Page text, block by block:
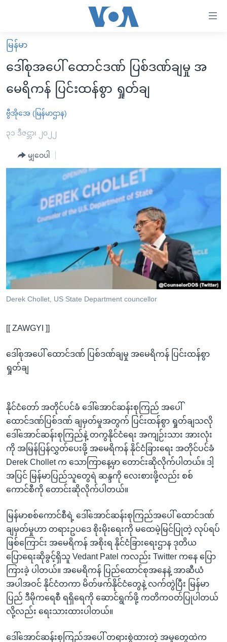
လွယ်ကူ
စေ
သည့်
များ
ပင်မ
စာမျက်နှာ
သို့
ကျော်
ကြည့်
ရှာဖွေ
နေရာ
သို့
မူလစာမျက်နှာ
မြန်မာ
ကမ္ဘာ့သတင်းများ
နိုင်ငံတကာ
အစ္စရေး-ပါလက်စတိုင်း
ဗွီဒီယို
အင်္ဂလိပ်စာလေ့လာမယ်
အမေရိကန်သုံးအီဒီယံ
မကြေးမုံရဲ့ အင်္ဂလိပ်စာ
ရုပ်ရှင်ထဲက အင်္ဂလိပ်စာ
အပတ်စဉ်ကဏ္ဍများ
ရေဒီယိုနှင့်ရုပ်သံ အချက်အလက်များ
ရေဒီယို/တီဗွီအစီအစဉ်
ဗွီအိုအေ လူမှုကွန်ယက်များ
မြန်မာ
ဒေါ်စုအပေါ် ထောင်ဒဏ် ပြစ်ဒဏ်ချမှု အ
မေရိကန် ပြင်းထန်စွာ ရှုတ်ချ
ဗွီအိုအေ (မြန်မာဌာန)
၃၁ ဒီဇင္ဘာ၊ ၂၀၂၂
မျှဝေပါ
Derek Chollet, US State Department councellor
[[ ZAWGYI ]]
ဒေါ်စုအပေါ် ထောင်ဒဏ် ပြစ်ဒဏ်ချမှု အမေရိကန် ပြင်းထန်စွာ
ရှုတ်ချ
နိုင်ငံတော် အတိုင်ပင်ခံ ဒေါ်အောင်ဆန်းစုကြည် အပေါ်
ထောင်ဒဏ်ပြစ်ဒဏ် ချမှတ်မှုအတွက် ပြင်းထန်စွာ ရှုတ်ချသလို
ဒေါ်အောင်ဆန်းစုကြည်နဲ့ တကွနိုင်ငံရေး အကျဉ်းသား အားလုံး
ကို အမြန်ပြန်လွှတ်ပေးဖို့ အမေရိကန် နိုင်ငံခြားရေး အတိုင်ပင်ခံ
Derek Chollet က သောကြာနေ့မှာ တောင်းဆိုလိုက်ပါတယ်။ ဒါ့
အပြင် မြန်မာပြည်သူတွေရဲ ဆန္ဒကို လေးစားဖို့လည်း စစ်
ကောင်စီကို တောင်းဆိုလိုက်ပါတယ်။
မြန်မာစစ်ကောင်စီရဲ့ ဒေါ်အောင်ဆန်းစုကြည်အပေါ် ထောင်ဒဏ်
ချမှတ်မှုဟာ တရားဥပဒေ စိုးမိုးရေးကို မထေမဲ့မြင်ပြုတဲ့ လုပ်ရပ်
ဖြစ်ကြောင်း အမေရိကန် အစိုးရ နိုင်ငံခြားရေးဌာန ဒုတိယ
ပြောရေးဆိုခွင့်ရှိသူ Vedant Patel ကလည်း Twitter ကနေ ပြော
ကြားခဲ့ ပါတယ်။ အမေရိကန် ပြည်ထောင်စုအနေနဲ့ အာဆီယံ
အပါအဝင် နိုင်ငံတကာ မိတ်ဖက်နိုင်ငံတွေနဲ့ လက်တွဲပြီး မြန်မာ
ပြည် ဒီမိုကရေစီ ရရှိရေကို ဆောင်ရွက်ဖို့ ကတိကဝတ်ပြုပါတယ်
လို့လည်း ရေးသားထားပါတယ်။
ဒေါ်အောင်ဆန်းစုကြည်အပေါ် တရားစွဲထားတဲ့ အမှုတွေထဲက